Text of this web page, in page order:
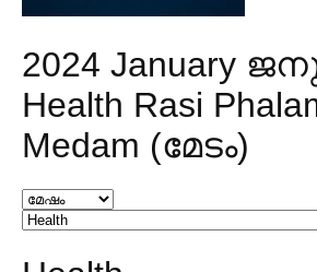
2024 January
Health Rasi
Medam (മേടം)